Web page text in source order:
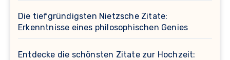
Die tiefgründigsten Nietzsche Zitate:
Erkenntnisse eines philosophischen Genies
Entdecke die schönsten Zitate zur Hochzeit: